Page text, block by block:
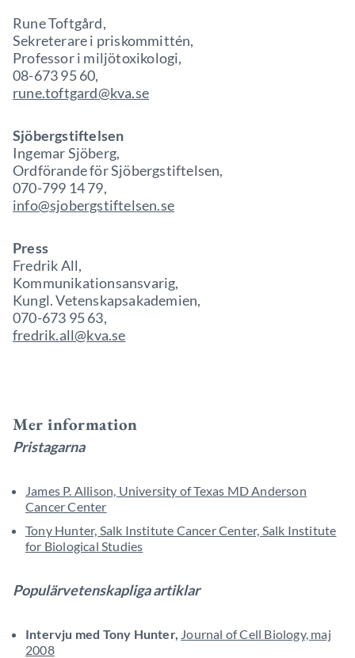
Rune Toftgård,
Sekreterare i priskommittén,
Professor i miljötoxikologi,
08-673 95 60,
rune.toftgard@kva.se
Sjöbergstiftelsen
Ingemar Sjöberg,
Ordförande för Sjöbergstiftelsen,
070-799 14 79,
info@sjobergstiftelsen.se
Press
Fredrik All,
Kommunikationsansvarig,
Kungl. Vetenskapsakademien,
070-673 95 63,
fredrik.all@kva.se
Mer information
Pristagarna
James P. Allison, University of Texas MD Anderson
Cancer Center
Tony Hunter, Salk Institute Cancer Center, Salk Institute
for Biological Studies
Populärvetenskapliga artiklar
Intervju med Tony Hunter, Journal of Cell Biology, maj
2008